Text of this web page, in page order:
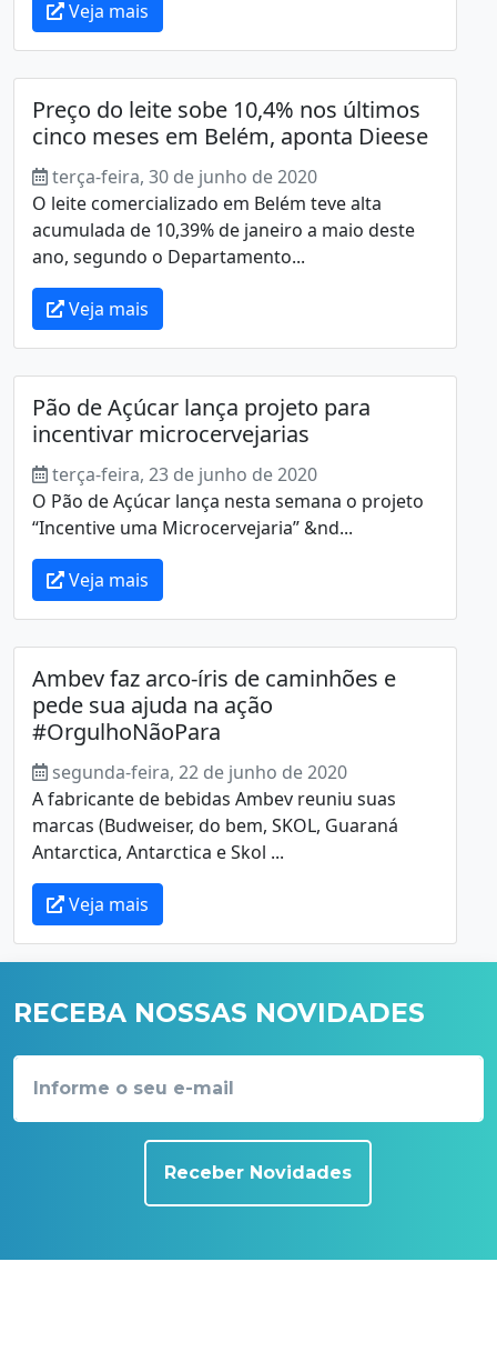
Veja mais
Preço do leite sobe 10,4% nos últimos
cinco meses em Belém, aponta Dieese
terça-feira, 30 de junho de 2020
O leite comercializado em Belém teve alta
acumulada de 10,39% de janeiro a maio deste
ano, segundo o Departamento...
Veja mais
Pão de Açúcar lança projeto para
incentivar microcervejarias
terça-feira, 23 de junho de 2020
O Pão de Açúcar lança nesta semana o projeto
“Incentive uma Microcervejaria” &nd...
Veja mais
Ambev faz arco-íris de caminhões e
pede sua ajuda na ação
#OrgulhoNãoPara
segunda-feira, 22 de junho de 2020
A fabricante de bebidas Ambev reuniu suas
marcas (Budweiser, do bem, SKOL, Guaraná
Antarctica, Antarctica e Skol ...
Veja mais
RECEBA NOSSAS NOVIDADES
Receber Novidades